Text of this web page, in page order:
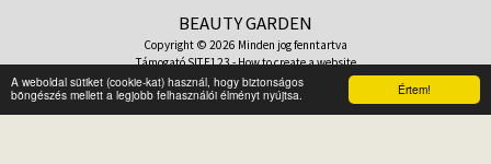
Értem!
A weboldal sütiket (cookie-kat) használ, hogy biztonságos
böngészés mellett a legjobb felhasználói élményt nyújtsa.
BEAUTY GARDEN
Copyright © 2026 Minden jog fenntartva
TámogatóSITE123-How to create a website